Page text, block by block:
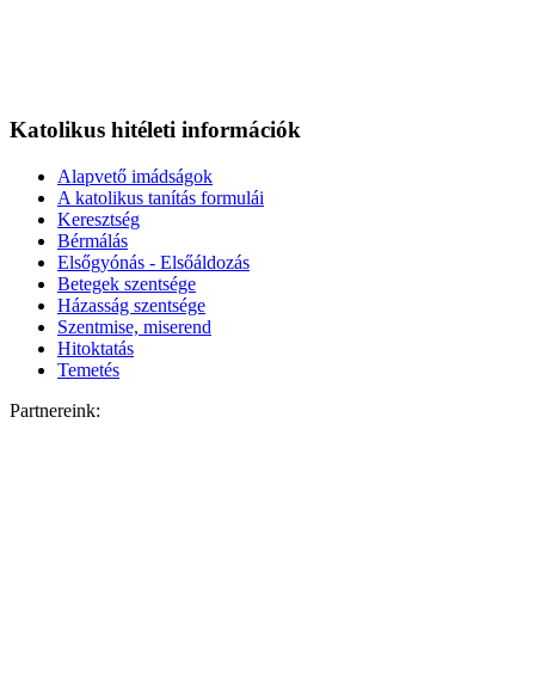
Katolikus hitéleti információk
Alapvető imádságok
A katolikus tanítás formulái
Keresztség
Bérmálás
Elsőgyónás - Elsőáldozás
Betegek szentsége
Házasság szentsége
Szentmise, miserend
Hitoktatás
Temetés
Partnereink: